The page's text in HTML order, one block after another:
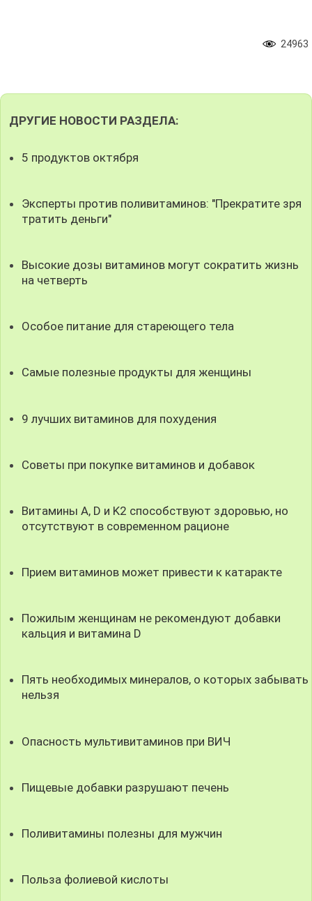
24963
ДРУГИЕ НОВОСТИ РАЗДЕЛА:
5 продуктов октября
Эксперты против поливитаминов: "Прекратите зря
тратить деньги"
Высокие дозы витаминов могут сократить жизнь
на четверть
Особое питание для стареющего тела
Самые полезные продукты для женщины
9 лучших витаминов для похудения
Советы при покупке витаминов и добавок
Витамины A, D и K2 способствуют здоровью, но
отсутствуют в современном рационе
Прием витаминов может привести к катаракте
Пожилым женщинам не рекомендуют добавки
кальция и витамина D
Пять необходимых минералов, о которых забывать
нельзя
Опасность мультивитаминов при ВИЧ
Пищевые добавки разрушают печень
Поливитамины полезны для мужчин
Польза фолиевой кислоты